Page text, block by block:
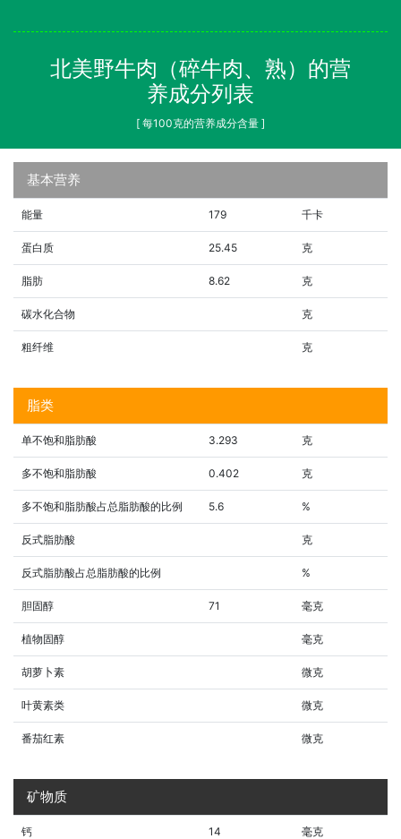
北美野牛肉（碎牛肉、熟）的营
养成分列表
[ 每100克的营养成分含量 ]
基本营养
能量 179 千卡
蛋白质 25.45 克
脂肪 8.62 克
碳水化合物 克
粗纤维 克
脂类
单不饱和脂肪酸 3.293 克
多不饱和脂肪酸 0.402 克
多不饱和脂肪酸占总脂肪酸的比例 5.6 %
反式脂肪酸 克
反式脂肪酸占总脂肪酸的比例 %
胆固醇 71 毫克
植物固醇 毫克
胡萝卜素 微克
叶黄素类 微克
番茄红素 微克
矿物质
钙 14 毫克